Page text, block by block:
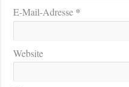
E-Mail-Adresse *
Website